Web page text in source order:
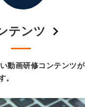
テンツ
動画研修コンテンツが
。